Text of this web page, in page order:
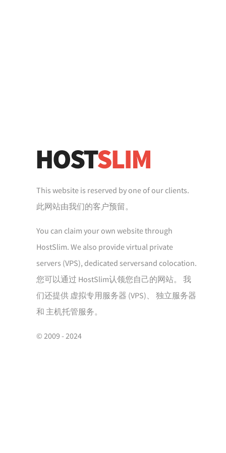
This website is reserved by one of our clients.
此网站由我们的客户预留。
You can claim your own website through
HostSlim. We also providevirtual private
servers (VPS), dedicated serversand colocation.
您可以通过 HostSlim认领您自己的网站。 我
们还提供 虚拟专用服务器 (VPS)、 独立服务器
和 主机托管服务。
© 2009 - 2024